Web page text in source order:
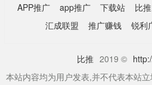
APP推广 app推广 下载站 比推
汇成联盟
推广赚钱 锐利
比推 2019 ©
本站内容均为用户发表,并不代表本站